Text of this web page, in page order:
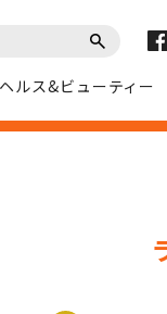
ヘルス&ビューティー